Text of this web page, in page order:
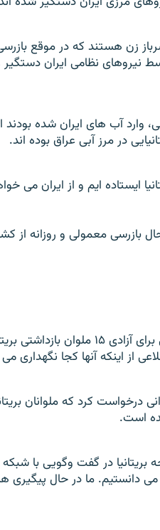
زن هستند که در موقع
نیروهای نظامی ایران
وارد آب های ایران شده بودند
در مرز آبی عراق بوده اند.
ایستاده ایم و از ایران می
بازرسی معمولی و روزانه از
در حالی که روز يکشنبه فشارهای بين المللی
از اينکه آنها کجا
درخواست کرد که ملوانان
است.
بريتانيا در گفت وگويی با
دانستيم. ما در حال پيگيری